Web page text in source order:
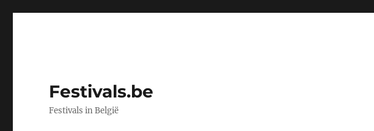
Festivals.be
Festivals in België